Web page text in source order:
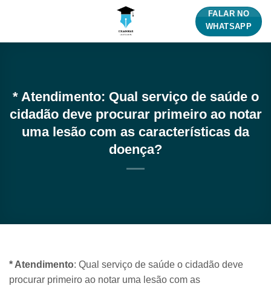
FALAR NO
WHATSAPP
* Atendimento: Qual serviço de saúde o
cidadão deve procurar primeiro ao notar
uma lesão com as características da
doença?
* Atendimento: Qual serviço de saúde o cidadão deve
procurar primeiro ao notar uma lesão com as